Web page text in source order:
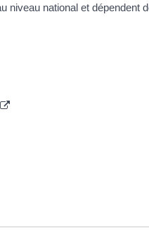
national et dépendent